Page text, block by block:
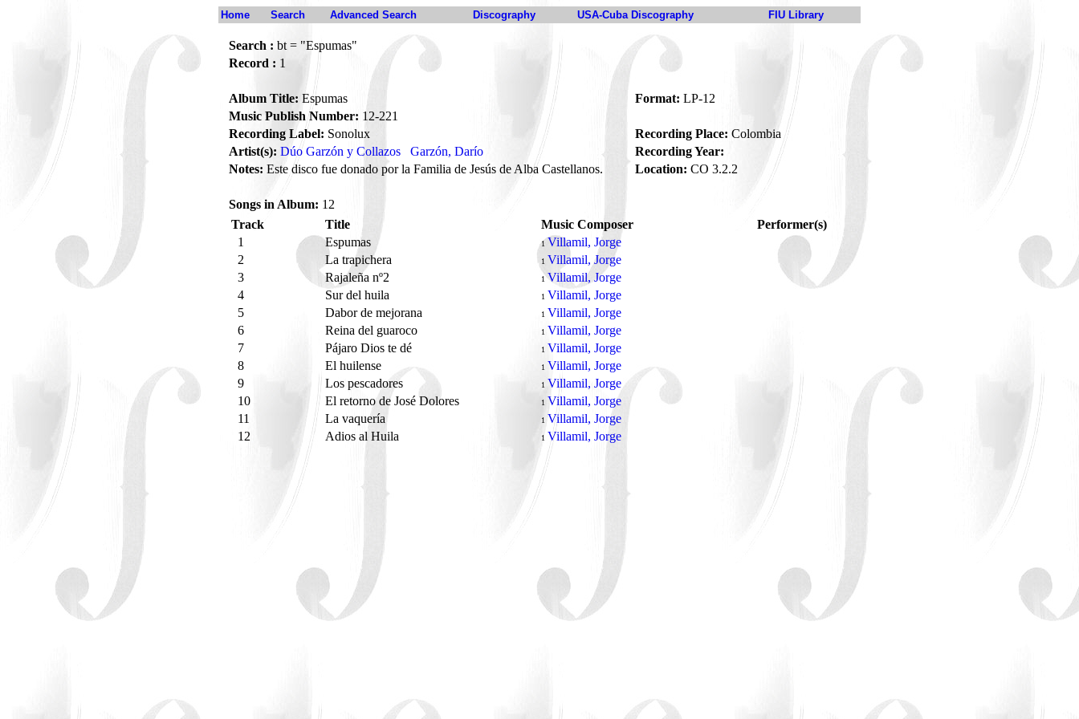
Home Search Advanced Search Discography USA-Cuba Discography FIU Library
Search : bt = "Espumas"
Record : 1
Album Title: Espumas Format: LP-12
Music Publish Number: 12-221
Recording Label: Sonolux Recording Place: Colombia
Artist(s): Dúo Garzón y Collazos Garzón, Darío
Recording Year:
Notes: Este disco fue donado por la Familia de Jesús de Alba Castellanos. Location: CO 3.2.2
Songs in Album: 12
Track
Title Music Composer
Performer(s)
1
Espumas 1 Villamil, Jorge
2
La trapichera 1 Villamil, Jorge
3
Rajaleña nº2 1Villamil, Jorge
4
Sur del huila 1 Villamil, Jorge
5
Dabor de mejorana 1 Villamil, Jorge
6
Reina del guaroco 1 Villamil, Jorge
7
Pájaro Dios te dé 1 Villamil, Jorge
8
El huilense 1 Villamil, Jorge
9
Los pescadores 1 Villamil, Jorge
10
El retorno de José Dolores 1 Villamil, Jorge
11
La vaquería 1 Villamil, Jorge
12
Adios al Huila 1 Villamil, Jorge